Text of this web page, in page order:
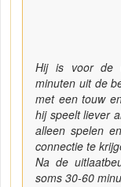
Hij is voor de
minuten uit de
met een touw
hij speelt liever
alleen spelen
connectie te
Na de
soms 30-60